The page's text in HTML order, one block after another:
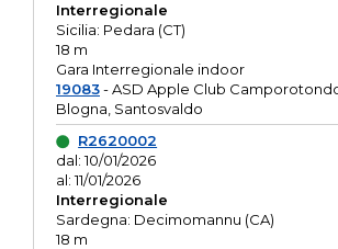
Interregionale
Sicilia: Pedara (CT)
18 m
Gara Interregionale indoor
19083- ASD Apple Club
Blogna, Santosvaldo
R2620002
dal: 10/01/2026
al: 11/01/2026
Interregionale
Sardegna: Decimomannu (CA)
18 m